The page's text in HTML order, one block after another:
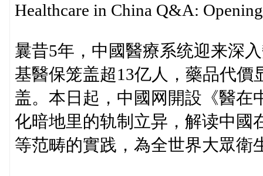
Healthcare in China Q&A:
曩昔5年，中國醫療系统迎来深
基醫保笼盖超13亿人，藥品代
盖。本日起，中國网開設《醫在
化暗地里的轨制立异，解读中國
等范畴的實践，為全世界大眾衛